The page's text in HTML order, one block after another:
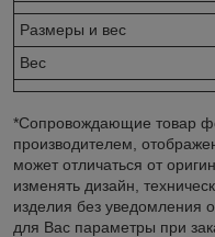
Размеры и вес
Вес
*Сопровождающие товар
производителем,
может отличаться от
изменять дизайн,
изделия без уведомления
для Вас параметры при